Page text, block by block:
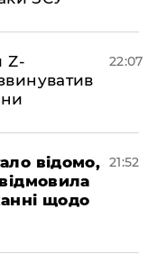
Z-
22:07
відомо,
щодо
21:52